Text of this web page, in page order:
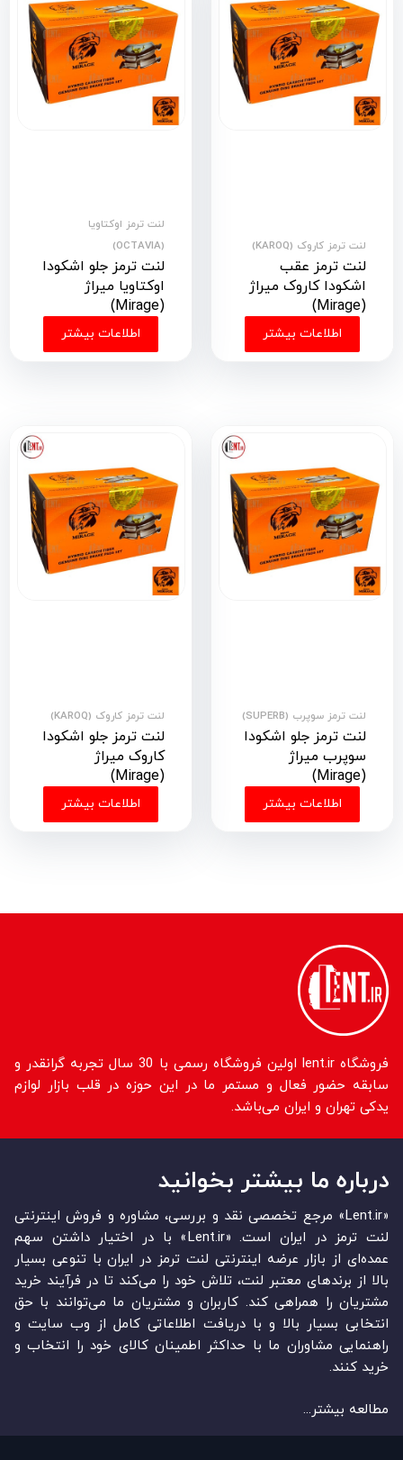
لنت ترمز کاروک (KAROQ)
لنت ترمز عقب
اشکودا کاروک میراژ
(Mirage)
اطلاعات بیشتر
لنت ترمز اوکتاویا
(OCTAVIA)
لنت ترمز جلو اشکودا
اوکتاویا میراژ
(Mirage)
اطلاعات بیشتر
لنت ترمز سوپرب (SUPERB)
لنت ترمز جلو اشکودا
سوپرب میراژ
(Mirage)
اطلاعات بیشتر
لنت ترمز کاروک (KAROQ)
لنت ترمز جلو اشکودا
کاروک میراژ
(Mirage)
اطلاعات بیشتر
فروشگاه lent.ir اولین فروشگاه رسمی با 30 سال تجربه گرانقدر و
سابقه حضور فعال و مستمر ما در این حوزه در قلب بازار لوازم
یدکی تهران و ایران می‌باشد.
درباره ما بیشتر بخوانید
«Lent.ir» مرجع تخصصی نقد و بررسی، مشاوره و فروش اینترنتی
لنت ترمز در ایران است. «Lent.ir» با در اختیار داشتن سهم
عمده‏‌ای از بازار عرضه اینترنتی لنت ترمز در ایران با تنوعی بسیار
بالا از برندهای معتبر لنت، تلاش خود را می‌‏‏کند تا در فرآیند خرید
مشتریان را همراهی کند. کاربران و مشتریان ما می‏‏‌توانند با حق
انتخابی بسیار بالا و با دریافت اطلاعاتی کامل از وب سایت و
راهنمایی مشاوران ما با حداکثر اطمینان کالای خود را انتخاب و
خرید کنند.
مطالعه بیشتر...